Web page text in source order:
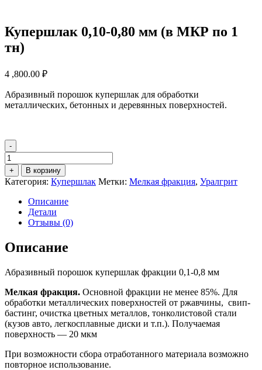
Купершлак 0,10-0,80 мм (в МКР по 1
тн)
4 ,800.00 ₽
Абразивный порошок купершлак для обработки
металлических, бетонных и деревянных поверхностей.
-
Количество
товара
Купершлак
0,10-
0,80
по
1
+ В корзину
Категория: Купершлак Метки: Мелкая фракция, Уралгрит
Описание
Детали
Отзывы (0)
Описание
Абразивный порошок купершлак фракции 0,1-0,8 мм
Мелкая фракция. Основной фракции не менее 85%. Для
обработки металлических поверхностей от ржавчины, свип-
бастинг, очистка цветных металлов, тонколистовой стали
(кузов авто, легкосплавные диски и т.п.). Получаемая
поверхность — 20 мкм
При возможности сбора отработанного материала возможно
повторное использование.